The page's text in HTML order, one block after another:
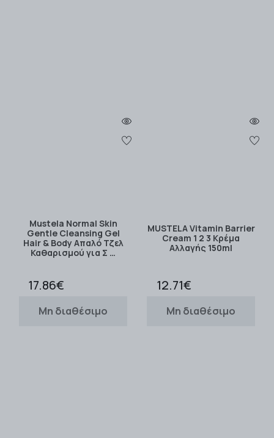
Mustela Normal Skin
Gentle Cleansing Gel
Hair & Body Απαλό Τζελ
Καθαρισμού για Σ …
17.86€
Μη διαθέσιμο
MUSTELA Vitamin Barrier
Cream 1 2 3 Κρέμα
Αλλαγής 150ml
12.71€
Μη διαθέσιμο